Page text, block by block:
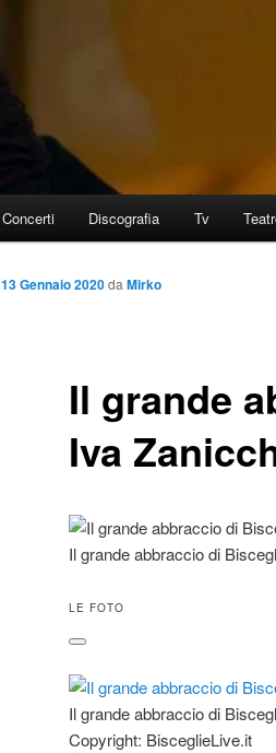
Concerti Discografia Tv
Il grande
Iva
13 Gennaio 2020daMirko
Il grande abbraccio di
LE FOTO
Il grande abbraccio di
Copyright: BisceglieLive.it